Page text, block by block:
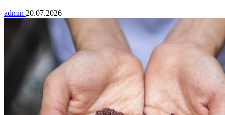
admin 20.07.2026